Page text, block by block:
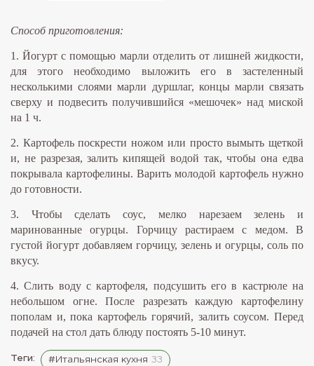
Способ приготовления:
1. Йогурт с помощью марли отделить от лишней жидкости,
для этого необходимо выложить его в застеленный
несколькими слоями марли дуршлаг, концы марли связать
сверху и подвесить получившийся «мешочек» над миской
на 1 ч.
2. Картофель поскрести ножом или просто вымыть щеткой
и, не разрезая, залить кипящей водой так, чтобы она едва
покрывала картофелины. Варить молодой картофель нужно
до готовности.
3. Чтобы сделать соус, мелко нарезаем зелень и
маринованные огурцы. Горчицу растираем с медом. В
густой йогурт добавляем горчицу, зелень и огурцы, соль по
вкусу.
4. Слить воду с картофеля, подсушить его в кастрюле на
небольшом огне. После разрезать каждую картофелину
пополам и, пока картофель горячий, залить соусом. Перед
подачей на стол дать блюду постоять 5-10 минут.
Теги: #Итальянская кухня 33